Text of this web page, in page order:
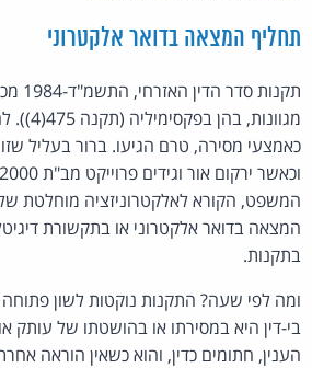
תחליף המצאה בדואר אלקטרוני
כאמצעי מסירה, טרם הגיעו. ברור בעליל
המשפט, הקורא לאלקטרוניזציה מוחלטת
המצאה בדואר אלקטרוני או בתקשורת
בתקנות.
ומה לפי שעה? התקנות נוקטות לשון
בי-דין היא במסירתו או בהושטתו של עותק
הענין, חתומים כדין, והוא כשאין הוראה